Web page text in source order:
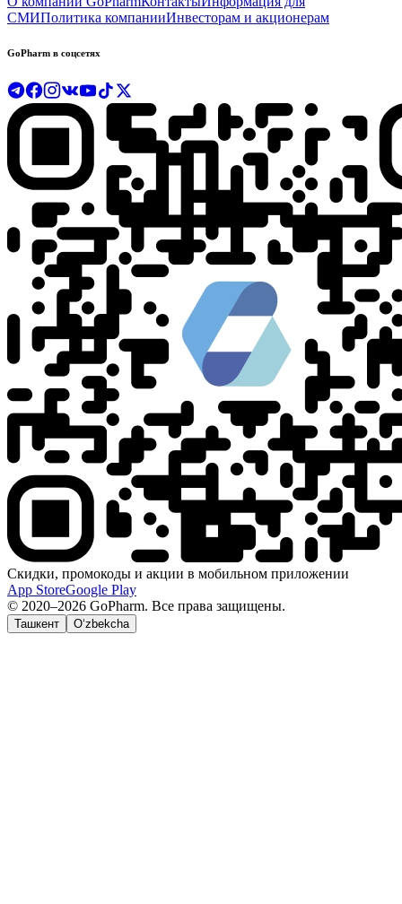
СМИПолитика компанииИнвесторам и акционерам
GoPharm в соцсетях
Скидки, промокоды и акции в мобильном приложении
App StoreGoogle Play
© 2020–2026 GoPharm. Все права защищены.
Ташкент O‘zbekcha